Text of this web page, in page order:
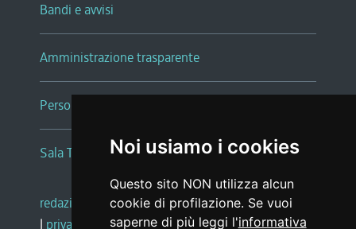
Noi usiamo i cookies
Questo sito NON utilizza alcun
cookie di profilazione. Se vuoi
saperne di più leggi l'informativa
Bandi e avvisi
Amministrazione trasparente
Persone e Uffici
Sala Tiziano Tessitori
redazione web |note legali |glossario
| privacy social media policy